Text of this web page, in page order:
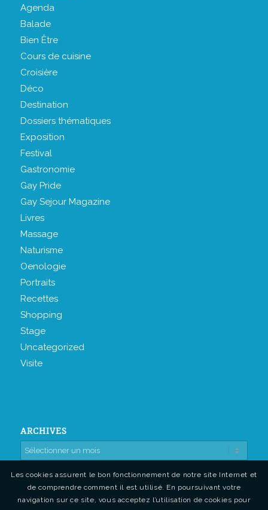
Agenda
Balade
Bien Être
Cours de cuisine
Croisière
Déco
Destination
Dossiers thématiques
Exposition
Festival
Gastronomie
Gay Pride
Gay Sejour Magazine
Livres
Massage
Naturisme
Oenologie
Portraits
Recettes
Shopping
Stage
Uncategorized
Visite
ARCHIVES
Les cookies assurent le bon fonctionnement de notre site Internet et
de comprendre comment il est utilisé. En poursuivant votre
navigation sur ce site, vous acceptez l’utilisation de cookies pour